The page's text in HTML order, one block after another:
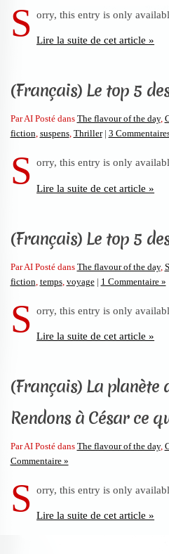
S orry, this entry is only
Lire la suite de cet article »
(Français) Le top 5
Par AI Posté dans The flavour of the day,
fiction, suspens, Thriller | 3
S orry, this entry is only
Lire la suite de cet article »
(Français) Le top 5
Par AI Posté dans The flavour of the day,
fiction temps, voyage | 1 Commentaire »
S orry, this entry is only
Lire la suite de cet article »
(Français) La planète
Rendons à César ce
Par AI Posté dans The flavour of the day,
Commentaire »
S orry, this entry is only
Lire la suite de cet article »